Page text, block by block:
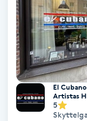
Yoga
Yoga Nidra
Yogamassage
Zonterapi
El
Artistas
5